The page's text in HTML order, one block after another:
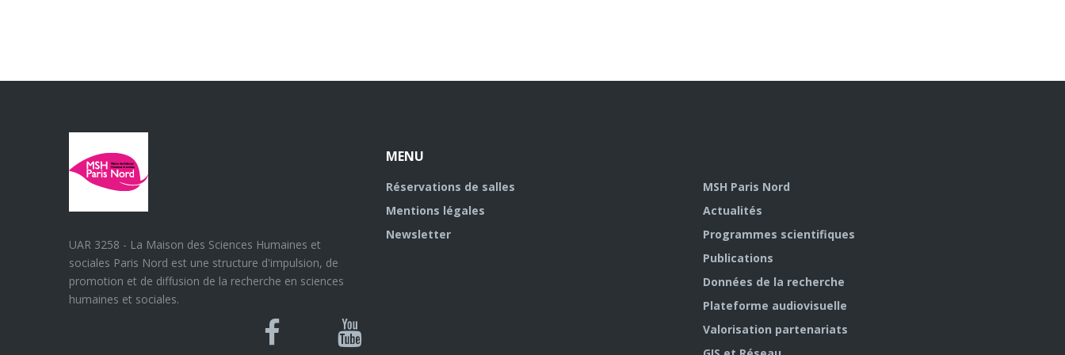
UAR 3258 - La Maison des Sciences Humaines et
sociales Paris Nord est une structure d'impulsion, de
promotion et de diffusion de la recherche en sciences
humaines et sociales.
Bluesky
Canal
MENU
Réservations de salles
Mentions légales
Newsletter
MSH Paris Nord
Actualités
Programmes scientifiques
Publications
Données de la recherche
Plateforme audiovisuelle
Valorisation partenariats